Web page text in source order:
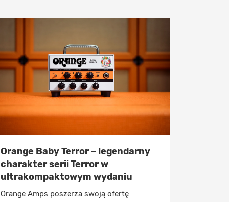
Orange Baby Terror – legendarny
charakter serii Terror w
ultrakompaktowym wydaniu
Orange Amps poszerza swoją ofertę